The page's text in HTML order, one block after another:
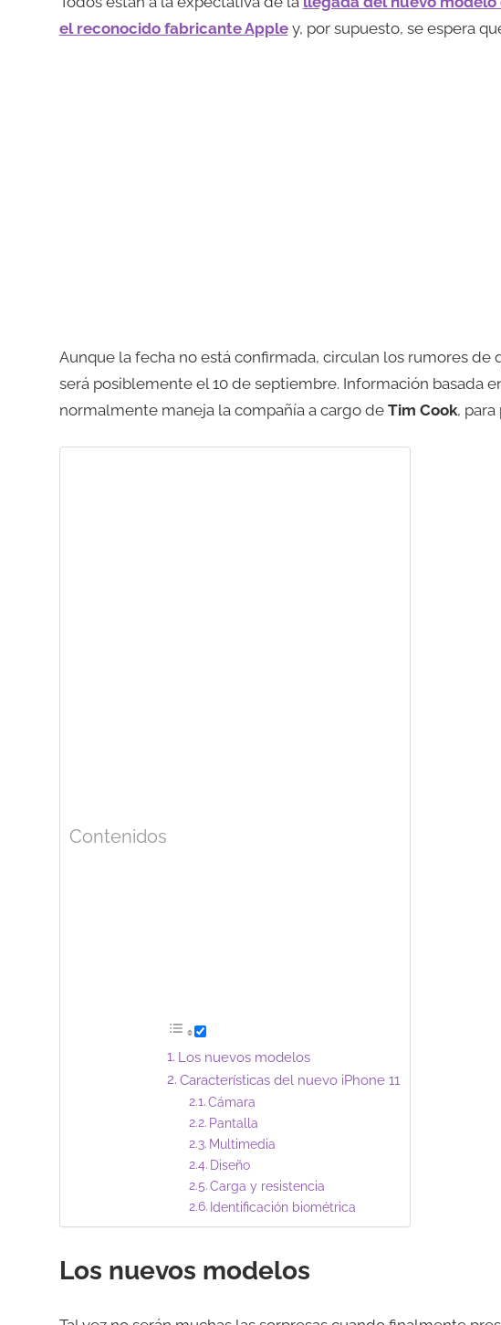
el reconocido fabricante Appley, por supuesto, se espera
Aunque la fecha no está confirmada, circulan los rumores
será posiblemente el 10 de septiembre. Información basada
normalmente maneja la compañía a cargo de Tim Cook, para
Contenidos
Los nuevos modelos
Características del nuevo iPhone 11
Cámara
Pantalla
Multimedia
Diseño
Carga y resistencia
Identificación biométrica
Los nuevos modelos